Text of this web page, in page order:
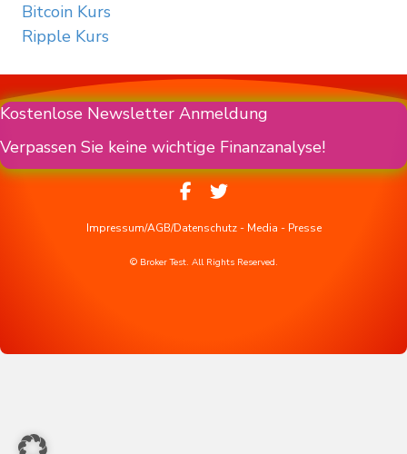
Bitcoin Kurs
Ripple Kurs
Kostenlose Newsletter Anmeldung
Verpassen Sie keine wichtige Finanzanalyse!
Impressum/AGB/Datenschutz- Media - Presse
© Broker Test. All Rights Reserved.